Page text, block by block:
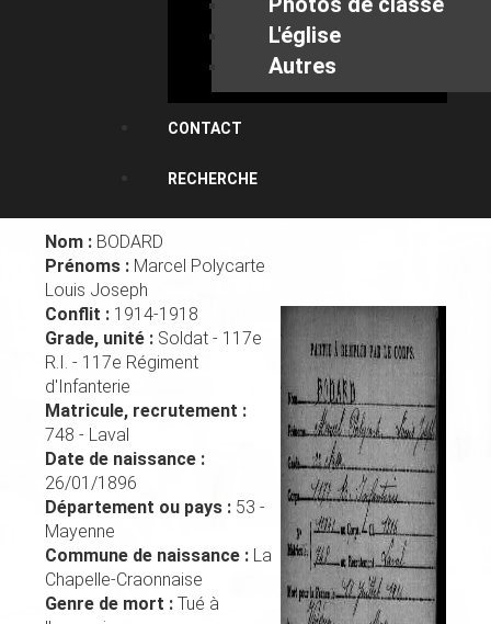
L'église
Autres
CONTACT
RECHERCHE
Nom : BODARD
Prénoms : Marcel Polycarte
Louis Joseph
Conflit : 1914-1918
Grade, unité : Soldat - 117e
R.I. - 117e Régiment
d'Infanterie
Matricule, recrutement :
748 - Laval
Date de naissance :
26/01/1896
Département ou pays : 53 -
Mayenne
Commune de naissance : La
Chapelle-Craonnaise
Genre de mort : Tué à